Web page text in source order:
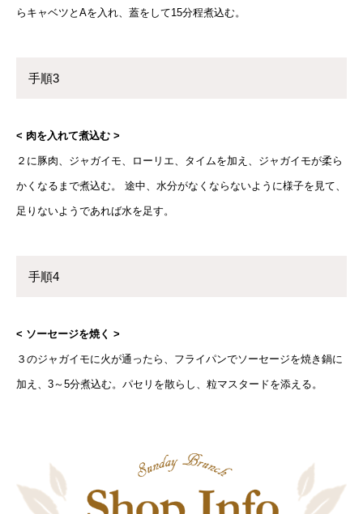
らキャベツとAを入れ、蓋をして15分程煮込む。
手順3
< 肉を入れて煮込む >
２に豚肉、ジャガイモ、ローリエ、タイムを加え、ジャガイモが柔ら
かくなるまで煮込む。 途中、水分がなくならないように様子を見て、
足りないようであれば水を足す。
手順4
< ソーセージを焼く >
３のジャガイモに火が通ったら、フライパンでソーセージを焼き鍋に
加え、3～5分煮込む。パセリを散らし、粒マスタードを添える。